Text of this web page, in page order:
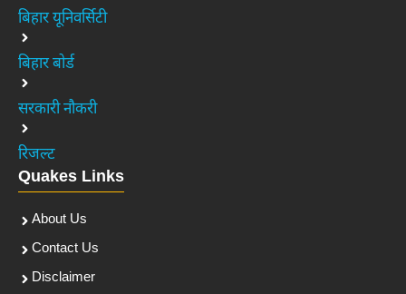
बिहार यूनिवर्सिटी
बिहार बोर्ड
सरकारी नौकरी
रिजल्ट
Quakes Links
About Us
Contact Us
Disclaimer